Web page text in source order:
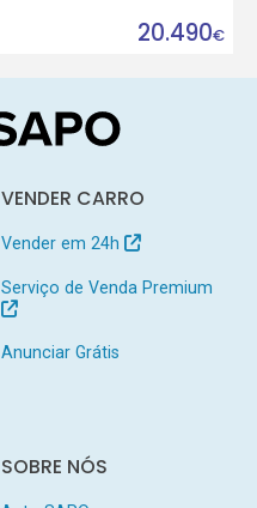
20.490€
VENDER CARRO
Vender em 24h
Serviço de Venda Premium
Anunciar Grátis
SOBRE NÓS